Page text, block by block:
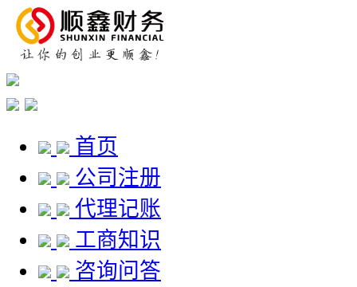
首页
公司注册
代理记账
工商知识
咨询问答